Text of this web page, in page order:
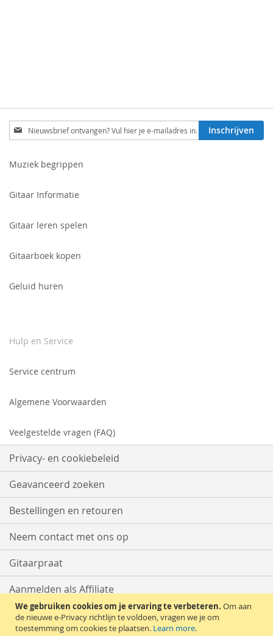
We gebruiken cookies om je ervaring te verbeteren. Om aan
de nieuwe e-Privacy richtlijn te voldoen, vragen we je om
toestemming om cookies te plaatsen. Learn more.
Schrijf
je
voor
Inschrijven
Muziek begrippen
Gitaar Informatie
Gitaar leren spelen
Gitaarboek kopen
Geluid huren
Hulp en Service
Service centrum
Algemene Voorwaarden
Veelgestelde vragen (FAQ)
Privacy- en cookiebeleid
Geavanceerd zoeken
Bestellingen en retouren
Neem contact met ons op
Gitaarpraat
Aanmelden als Affiliate
Start met Verkopen